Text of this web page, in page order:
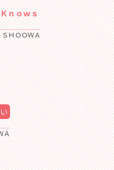
ｎｏｗｓ
ＳＨＯＯＷＡ
Ａ